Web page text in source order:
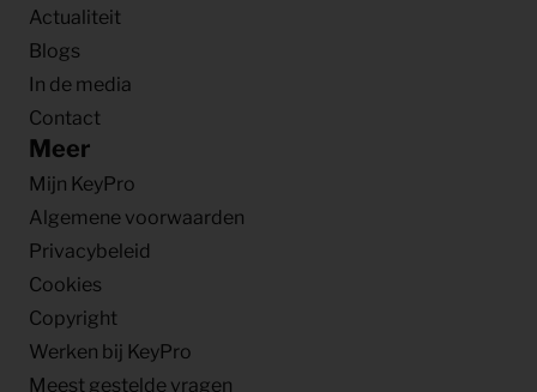
Actualiteit
Blogs
In de media
Contact
Meer
Mijn KeyPro
Algemene voorwaarden
Privacybeleid
Cookies
Copyright
Werken bij KeyPro
Meest gestelde vragen